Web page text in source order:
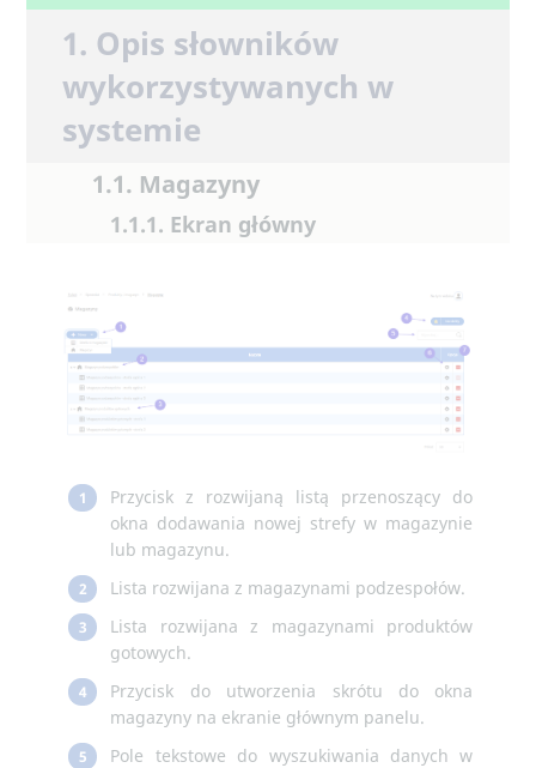
1. Opis słowników
wykorzystywanych w
systemie
1.1. Magazyny
1.1.1. Ekran główny
1
Przycisk z rozwijaną listą przenoszący do
okna dodawania nowej strefy w magazynie
lub magazynu.
2 Lista rozwijana z magazynami podzespołów.
3
Lista rozwijana z magazynami produktów
gotowych.
4
Przycisk do utworzenia skrótu do okna
magazyny na ekranie głównym panelu.
5
Pole tekstowe do wyszukiwania danych w